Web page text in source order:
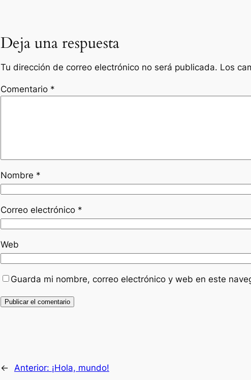
Deja una respuesta
Tu dirección de correo electrónico no será publicada. Los
Comentario *
Nombre *
Correo electrónico *
Web
Guarda mi nombre, correo electrónico y web en este
← Anterior: ¡Hola, mundo!